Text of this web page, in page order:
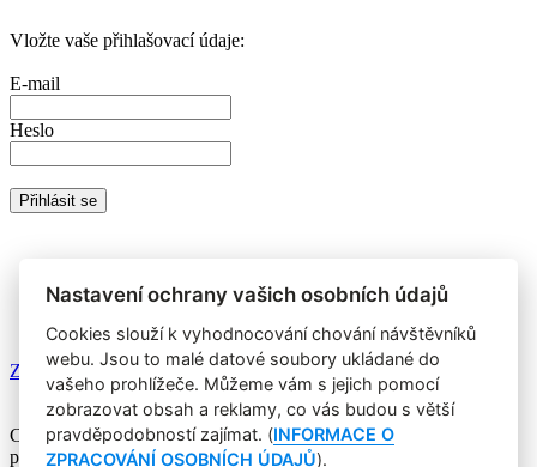
Vložte vaše přihlašovací údaje:
E-mail
Heslo
veškerému obsahu Marketing Journalu.
Zapomněli jste heslo?
Copyright © 2004-2020 Focus Agency, s.r.o. Plné znění licenčních
podmínek. ISSN 1803-957X
Nastavení ochrany vašich osobních údajů
Cookies slouží k vyhodnocování chování návštěvníků
webu. Jsou to malé datové soubory ukládané do
vašeho prohlížeče. Můžeme vám s jejich pomocí
zobrazovat obsah a reklamy, co vás budou s větší
pravděpodobností zajímat. (INFORMACE O
ZPRACOVÁNÍ OSOBNÍCH ÚDAJŮ).